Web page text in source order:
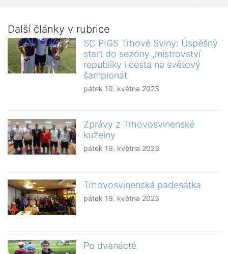
Další články v rubrice
SC PIGS Trhové Sviny: Úspěšný
start do sezóny ,mistrovství
republiky i cesta na světový
šampionát
pátek 19. května 2023
Zprávy z Trhovosvinenské
kuželny
pátek 19. května 2023
Trhovosvinenská padesátka
pátek 19. května 2023
Po dvanácté.